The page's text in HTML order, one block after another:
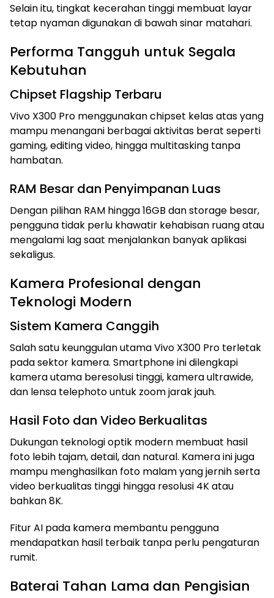
Selain itu, tingkat kecerahan tinggi membuat layar
tetap nyaman digunakan di bawah sinar matahari.
Performa Tangguh untuk Segala
Kebutuhan
Chipset Flagship Terbaru
Vivo X300 Pro menggunakan chipset kelas atas yang
mampu menangani berbagai aktivitas berat seperti
gaming, editing video, hingga multitasking tanpa
hambatan.
RAM Besar dan Penyimpanan Luas
Dengan pilihan RAM hingga 16GB dan storage besar,
pengguna tidak perlu khawatir kehabisan ruang atau
mengalami lag saat menjalankan banyak aplikasi
sekaligus.
Kamera Profesional dengan
Teknologi Modern
Sistem Kamera Canggih
Salah satu keunggulan utama Vivo X300 Pro terletak
pada sektor kamera. Smartphone ini dilengkapi
kamera utama beresolusi tinggi, kamera ultrawide,
dan lensa telephoto untuk zoom jarak jauh.
Hasil Foto dan Video Berkualitas
Dukungan teknologi optik modern membuat hasil
foto lebih tajam, detail, dan natural. Kamera ini juga
mampu menghasilkan foto malam yang jernih serta
video berkualitas tinggi hingga resolusi 4K atau
bahkan 8K.
Fitur AI pada kamera membantu pengguna
mendapatkan hasil terbaik tanpa perlu pengaturan
rumit.
Baterai Tahan Lama dan Pengisian